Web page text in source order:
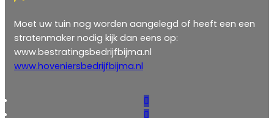
Moet uw tuin nog worden aangelegd of heeft een een
stratenmaker nodig kijk dan eens op:
www.bestratingsbedrijfbijma.nl
www.hoveniersbedrijfbijma.nl